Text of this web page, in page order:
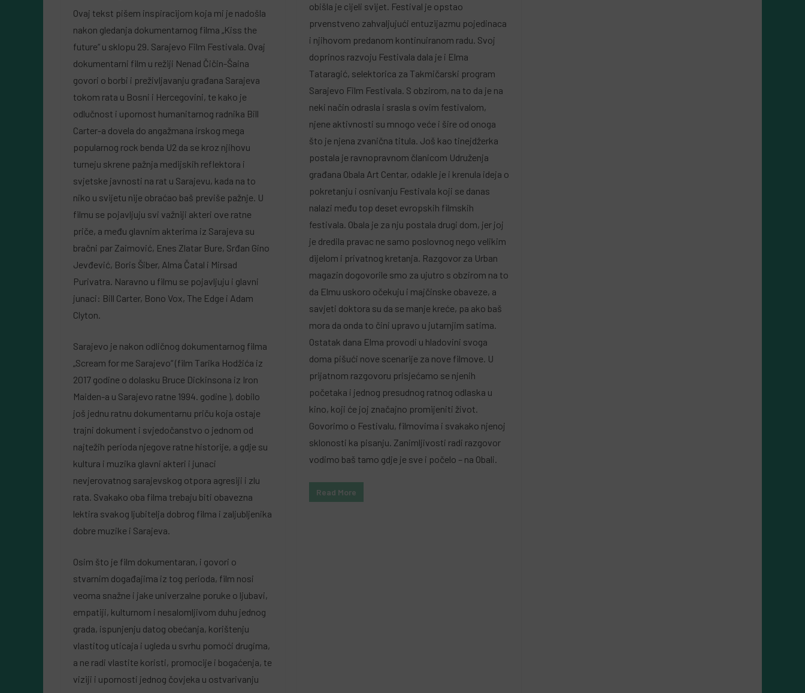
Ovaj tekst pišem inspiracijom koja mi je nadošla
nakon gledanja dokumentarnog filma „Kiss the
future“ u sklopu 29. Sarajevo Film Festivala. Ovaj
dokumentarni film u režiji Nenad Čičin-Šaina
govori o borbi i preživljavanju građana Sarajeva
tokom rata u Bosni i Hercegovini, te kako je
odlučnost i upornost humanitarnog radnika Bill
Carter-a dovela do angažmana irskog mega
popularnog rock benda U2 da se kroz njihovu
turneju skrene pažnja medijskih reflektora i
svjetske javnosti na rat u Sarajevu, kada na to
niko u svijetu nije obraćao baš previše pažnje. U
filmu se pojavljuju svi važniji akteri ove ratne
priče, a među glavnim akterima iz Sarajeva su
bračni par Zaimović, Enes Zlatar Bure, Srđan Gino
Jevđević, Boris Šiber, Alma Čatal i Mirsad
Purivatra. Naravno u filmu se pojavljuju i glavni
junaci: Bill Carter, Bono Vox, The Edge i Adam
Clyton.
Sarajevo je nakon odličnog dokumentarnog filma
„Scream for me Sarajevo“ (film Tarika Hodžića iz
2017 godine o dolasku Bruce Dickinsona iz Iron
Maiden-a u Sarajevo ratne 1994. godine ), dobilo
još jednu ratnu dokumentarnu priču koja ostaje
trajni dokument i svjedočanstvo o jednom od
najtežih perioda njegove ratne historije, a gdje su
kultura i muzika glavni akteri i junaci
nevjerovatnog sarajevskog otpora agresiji i zlu
rata. Svakako oba filma trebaju biti obavezna
lektira svakog ljubitelja dobrog filma i zaljubljenika
dobre muzike i Sarajeva.
Osim što je film dokumentaran, i govori o
stvarnim događajima iz tog perioda, film nosi
veoma snažne i jake univerzalne poruke o ljubavi,
empatiji, kulturnom i nesalomljivom duhu jednog
grada, ispunjenju datog obećanja, korištenju
vlastitog uticaja i ugleda u svrhu pomoći drugima,
a ne radi vlastite koristi, promocije i bogaćenja, te
viziji i upornosti jednog čovjeka u ostvarivanju
obišla je cijeli svijet. Festival je opstao
prvenstveno zahvaljujući entuzijazmu pojedinaca
i njihovom predanom kontinuiranom radu. Svoj
doprinos razvoju Festivala dala je i Elma
Tataragić, selektorica za Takmičarski program
Sarajevo Film Festivala. S obzirom, na to da je na
neki način odrasla i srasla s ovim festivalom,
njene aktivnosti su mnogo veće i šire od onoga
što je njena zvanična titula. Još kao tinejdžerka
postala je ravnopravnom članicom Udruženja
građana Obala Art Centar, odakle je i krenula ideja o
pokretanju i osnivanju Festivala koji se danas
nalazi među top deset evropskih filmskih
festivala. Obala je za nju postala drugi dom, jer joj
je dredila pravac ne samo poslovnog nego velikim
dijelom i privatnog kretanja. Razgovor za Urban
magazin dogovorile smo za ujutro s obzirom na to
da Elmu uskoro očekuju i majčinske obaveze, a
savjeti doktora su da se manje kreće, pa ako baš
mora da onda to čini upravo u jutarnjim satima.
Ostatak dana Elma provodi u hladovini svoga
doma pišući nove scenarije za nove filmove. U
prijatnom razgovoru prisjećamo se njenih
početaka i jednog presudnog ratnog odlaska u
kino, koji će joj značajno promijeniti život.
Govorimo o Festivalu, filmovima i svakako njenoj
sklonosti ka pisanju. Zanimljivosti radi razgovor
vodimo baš tamo gdje je sve i počelo – na Obali.
Read More